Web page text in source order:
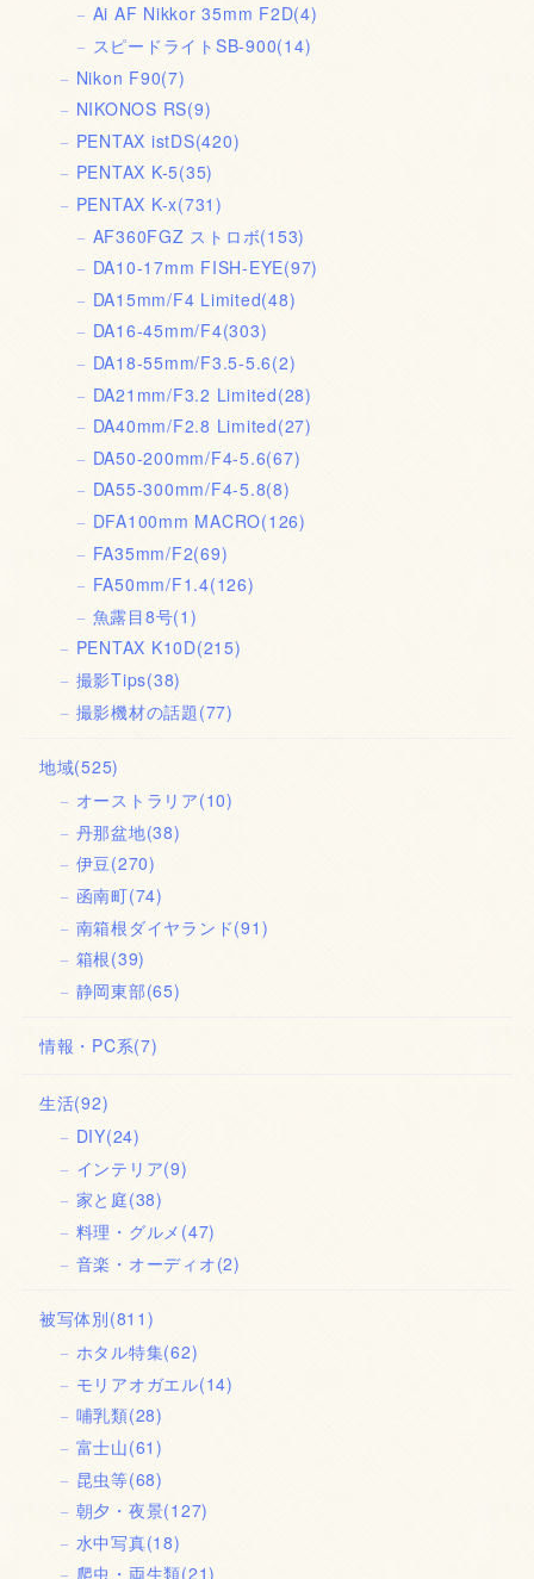
Ai AF Nikkor 35mm F2D(4)
スピードライトSB-900(14)
Nikon F90(7)
NIKONOS RS(9)
PENTAX istDS(420)
PENTAX K-5(35)
PENTAX K-x(731)
AF360FGZ ストロボ(153)
DA10-17mm FISH-EYE(97)
DA15mm/F4 Limited(48)
DA16-45mm/F4(303)
DA18-55mm/F3.5-5.6(2)
DA21mm/F3.2 Limited(28)
DA40mm/F2.8 Limited(27)
DA50-200mm/F4-5.6(67)
DA55-300mm/F4-5.8(8)
DFA100mm MACRO(126)
FA35mm/F2(69)
FA50mm/F1.4(126)
魚露目8号(1)
PENTAX K10D(215)
撮影Tips(38)
撮影機材の話題 (77)
地域(525)
オーストラリア(10)
丹那盆地(38)
伊豆(270)
函南町(74)
南箱根ダイヤランド(91)
箱根(39)
静岡東部(65)
情報・PC系(7)
生活(92)
DIY(24)
インテリア(9)
家と庭(38)
料理・グルメ (47)
音楽・オーディオ(2)
被写体別(811)
ホタル特集(62)
モリアオガエル(14)
哺乳類(28)
富士山(61)
昆虫等(68)
朝夕・夜景(127)
水中写真(18)
爬虫・両生類(21)